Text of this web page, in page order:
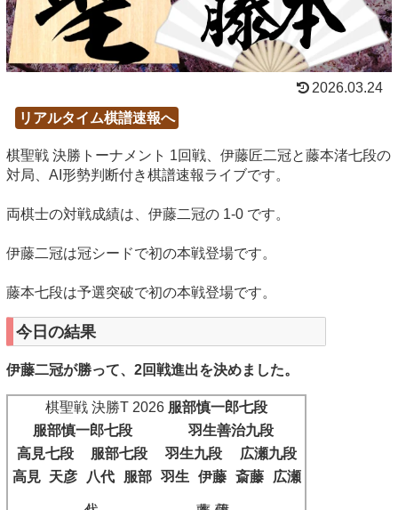
2026.03.24
リアルタイム棋譜速報へ
棋聖戦 決勝トーナメント 1回戦、伊藤匠二冠と藤本渚七段の
対局、AI形勢判断付き棋譜速報ライブです。
両棋士の対戦成績は、伊藤二冠の 1-0 です。
伊藤二冠は冠シードで初の本戦登場です。
藤本七段は予選突破で初の本戦登場です。
今日の結果
伊藤二冠が勝って、2回戦進出を決めました。
棋聖戦 決勝T 2026 服部慎一郎七段
服部慎一郎七段
羽生善治九段
高見七段
服部七段 羽生九段
広瀬九段
高見
天彦 八代 服部 羽生 伊藤 斎藤 広瀬